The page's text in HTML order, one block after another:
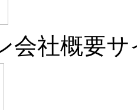
会社概要サ